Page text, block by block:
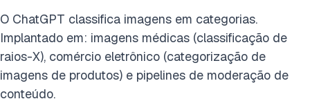
O ChatGPT classifica imagens em categorias.
Implantado em: imagens médicas (classificação de
raios-X), comércio eletrônico (categorização de
imagens de produtos) e pipelines de moderação de
conteúdo.